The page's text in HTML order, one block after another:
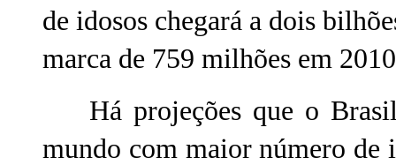
de idosos chegará a dois
marca de 759 milhões em
Há projeções que o
mundo com maior número de